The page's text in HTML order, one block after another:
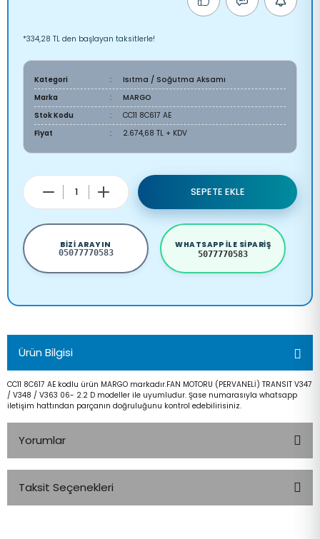
*334,28 TL den başlayan taksitlerle!
Kategori
Isıtma / Soğutma Aksamı
Marka
MARGO
Stok Kodu
CC11 8C617 AE
Fiyat
2.674,68 TL + KDV
SEPETE EKLE
BIZI ARAYIN
05077770583
WHATSAPP ILE SIPARIŞ
5077770583
Ürün Bilgisi
CC11 8C617 AE kodlu ürün MARGO markadır.FAN MOTORU (PERVANELİ) TRANSIT V347
/ V348 / V363 06- 2.2 D modeller ile uyumludur. Şase numarasıyla whatsapp
iletişim hattından parçanın doğruluğunu kontrol edebilirisiniz.
Yorumlar
Taksit Seçenekleri